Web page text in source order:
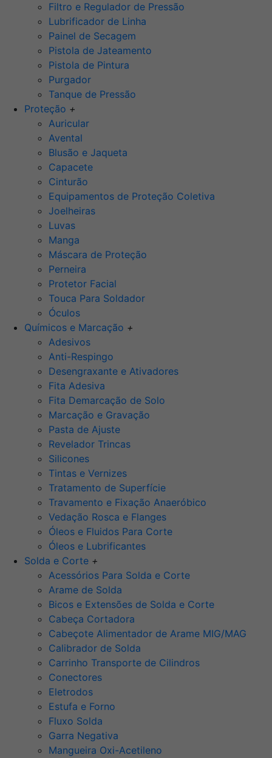
Filtro e Regulador de Pressão
Lubrificador de Linha
Painel de Secagem
Pistola de Jateamento
Pistola de Pintura
Purgador
Tanque de Pressão
Proteção +
Auricular
Avental
Blusão e Jaqueta
Capacete
Cinturão
Equipamentos de Proteção Coletiva
Joelheiras
Luvas
Manga
Máscara de Proteção
Perneira
Protetor Facial
Touca Para Soldador
Óculos
Químicos e Marcação +
Adesivos
Anti-Respingo
Desengraxante e Ativadores
Fita Adesiva
Fita Demarcação de Solo
Marcação e Gravação
Pasta de Ajuste
Revelador Trincas
Silicones
Tintas e Vernizes
Tratamento de Superfície
Travamento e Fixação Anaeróbico
Vedação Rosca e Flanges
Óleos e Fluidos Para Corte
Óleos e Lubrificantes
Solda e Corte +
Acessórios Para Solda e Corte
Arame de Solda
Bicos e Extensões de Solda e Corte
Cabeça Cortadora
Cabeçote Alimentador de Arame MIG/MAG
Calibrador de Solda
Carrinho Transporte de Cilindros
Conectores
Eletrodos
Estufa e Forno
Fluxo Solda
Garra Negativa
Mangueira Oxi-Acetileno